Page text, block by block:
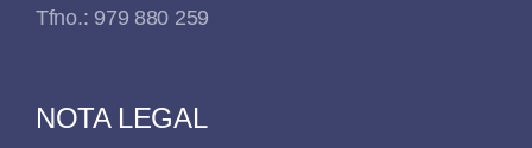
Tfno.: 979 880 259
NOTA LEGAL